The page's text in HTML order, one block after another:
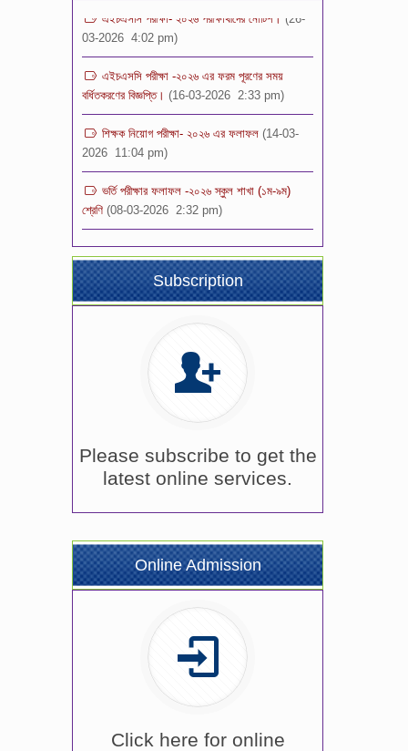
বর্ধিতকরণের বিজ্ঞপ্তি।
2026 11:04 pm)
শ্রেণি
(08-03-2026 2:32 pm)
Subscription
Please subscribe to get the
latest online services.
Online Admission
Click here for online